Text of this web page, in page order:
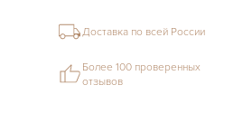
Доставка по всей России
Более 100 проверенных
отзывов